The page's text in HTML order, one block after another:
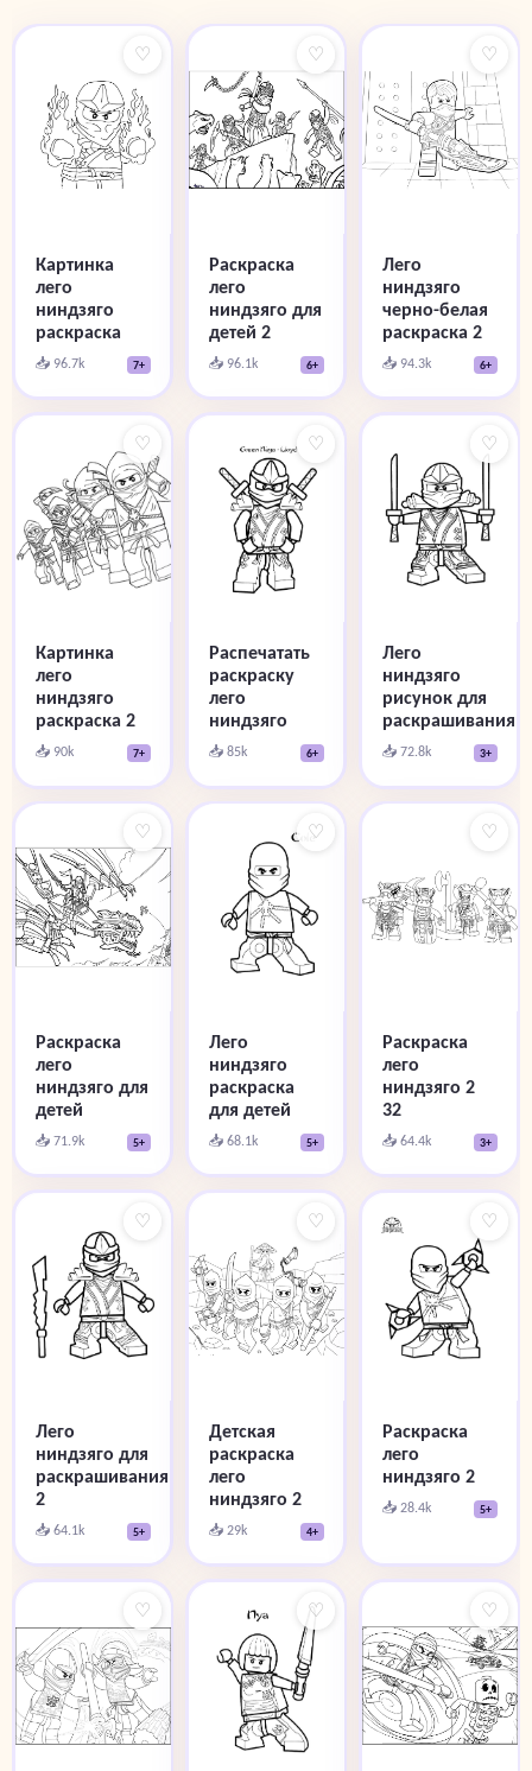
♡
Картинка
лего
ниндзяго
раскраска
📥 96.7k 7+
♡
Раскраска
лего
ниндзяго для
детей 2
📥 96.1k 6+
♡
Лего
ниндзяго
черно-белая
раскраска 2
📥 94.3k 6+
♡
Картинка
лего
ниндзяго
раскраска 2
📥 90k 7+
♡
Распечатать
раскраску
лего
ниндзяго
📥 85k 6+
♡
Лего
ниндзяго
рисунок для
раскрашивания
📥 72.8k 3+
♡
Раскраска
лего
ниндзяго для
детей
📥 71.9k 5+
♡
Лего
ниндзяго
раскраска
для детей
📥 68.1k 5+
♡
Раскраска
лего
ниндзяго 2
32
📥 64.4k 3+
♡
Лего
ниндзяго для
раскрашивания
2
📥 64.1k 5+
♡
Детская
раскраска
лего
ниндзяго 2
📥 29k 4+
♡
Раскраска
лего
ниндзяго 2
📥 28.4k 5+
♡ ♡ ♡